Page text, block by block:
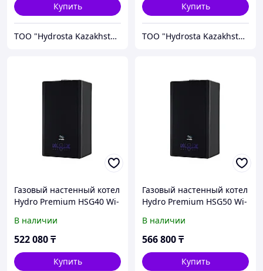
Купить
TOO "Hydrosta Kazakhstan"
Купить
TOO "Hydrosta Kazakhstan"
Газовый настенный котел
Hydro Premium HSG40 Wi-
В наличии
522 080₸
Купить
Газовый настенный котел
Hydro Premium HSG50 Wi-
В наличии
566 800₸
Купить